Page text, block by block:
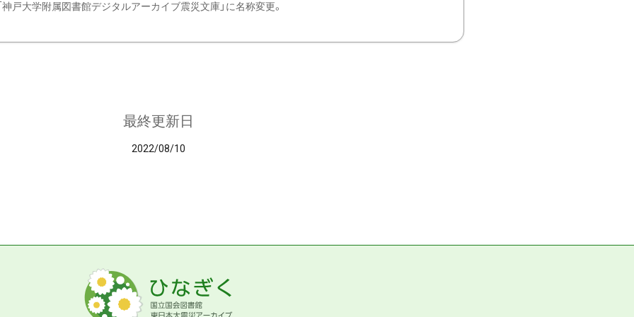
神戸大学附属図書館デジタルアーカイブ震災文庫」に名称変更。
最終更新日
2022/08/10